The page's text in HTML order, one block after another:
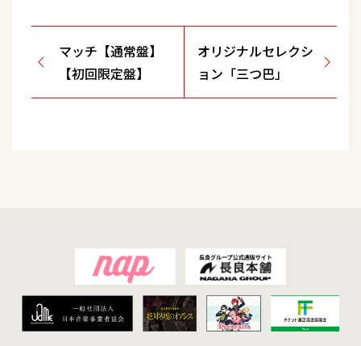
マッチ【通常盤】
【初回限定盤】
オリジナルセレクシ
ョン「三つ巴」